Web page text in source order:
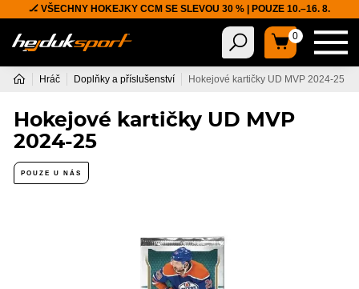
🏒 VŠECHNY HOKEJKY CCM SE SLEVOU 30 % | POUZE 10.–16. 8.
0
Hráč Doplňky a příslušenství Hokejové kartičky UD MVP 2024-25
Hokejové kartičky UD MVP
2024-25
POUZE U NÁS